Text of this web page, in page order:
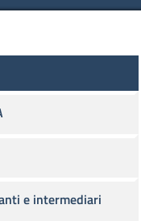
e intermediari